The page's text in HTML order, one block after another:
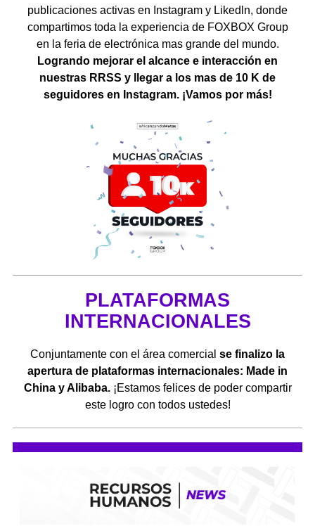
publicaciones activas en Instagram y Likedln, donde
compartimos toda la experiencia de FOXBOX Group
en la feria de electrónica mas grande del mundo.
Logrando mejorar el alcance e interacción en
nuestras RRSS y llegar a los mas de 10 K de
seguidores en Instagram. ¡Vamos por más!
PLATAFORMAS
INTERNACIONALES
Conjuntamente con el área comercial se finalizo la
apertura de plataformas internacionales: Made in
China y Alibaba.¡Estamos felices de poder compartir
este logro con todos ustedes!